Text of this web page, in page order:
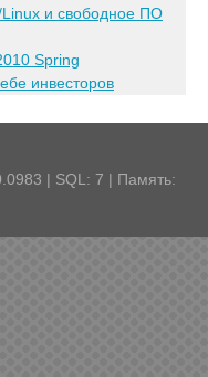
и свободное ПО
Spring
инвесторов
| SQL: 7 | Память: